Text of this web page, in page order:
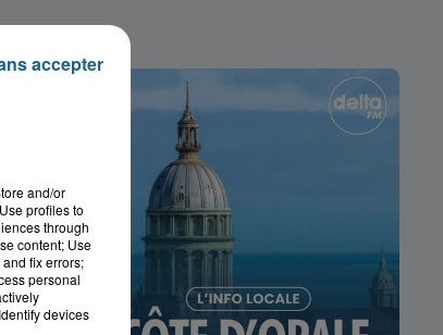
and/or
profiles to
through
content; Use
fix errors;
personal
devices
accepter